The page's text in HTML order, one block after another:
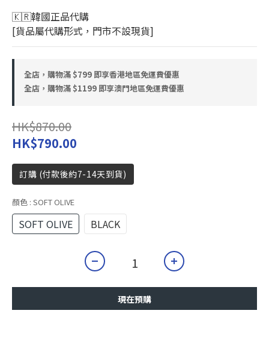
🇰🇷韓國正品代購
[貨品屬代購形式，門市不設現貨]
全店，購物滿 $799 即享香港地區免運費優惠
全店，購物滿 $1199 即享澳門地區免運費優惠
HK$870.00
HK$790.00
訂購 (付款後約7-14天到貨)
顏色 : SOFT OLIVE
SOFT OLIVE BLACK
現在預購